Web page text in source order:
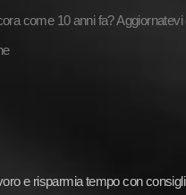
come 10 anni fa? Aggiornatevi
e risparmia tempo con